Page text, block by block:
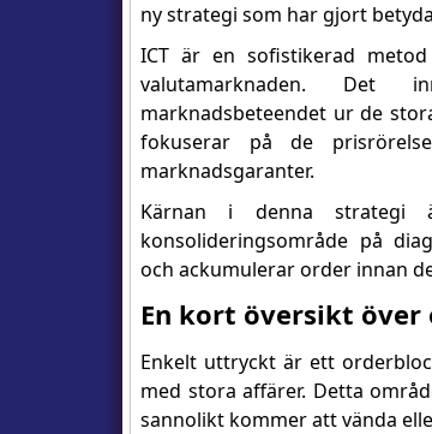
ny strategi som har gjort
ICT är en sofistikerad
valutamarknaden.
marknadsbeteendet ur de
fokuserar på de
marknadsgaranter.
Kärnan i denna strategi
konsolideringsområde på
och ackumulerar order innan
En kort översikt över
Enkelt uttryckt är ett
med stora affärer. Detta
sannolikt kommer att vända